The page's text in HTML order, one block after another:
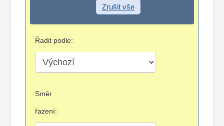
Zrušit vše
Řadit podle:
Směr
řazení: